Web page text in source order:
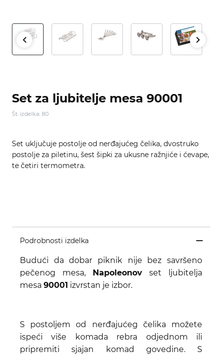
Set za ljubitelje mesa 90001
Št. izdelka: 80
Set uključuje postolje od nerđajućeg čelika, dvostruko
postolje za piletinu, šest šipki za ukusne ražnjiće i ćevape,
te četiri termometra.
Podrobnosti izdelka
Budući da dobar piknik nije bez savršeno
pečenog mesa, Napoleonov set ljubitelja
mesa 90001 izvrstan je izbor.
S postoljem od nerđajućeg čelika možete
ispeći više komada rebra odjednom ili
pripremiti sjajan komad govedine. S